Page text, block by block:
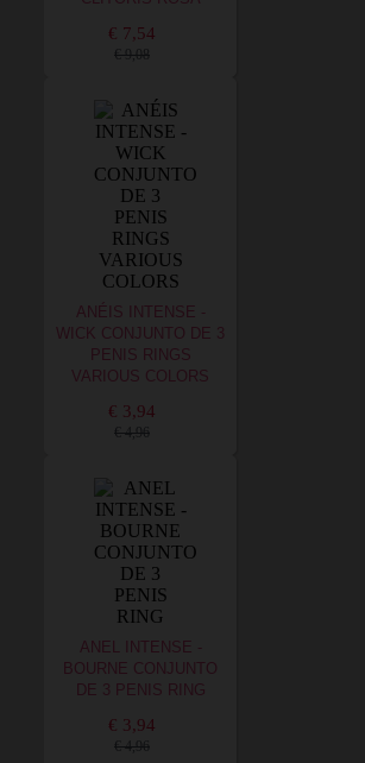
€ 7,54
€ 9,08
ANÉIS INTENSE -
WICK CONJUNTO DE 3
PENIS RINGS
VARIOUS COLORS
€ 3,94
€ 4,96
ANEL INTENSE -
BOURNE CONJUNTO
DE 3 PENIS RING
€ 3,94
€ 4,96